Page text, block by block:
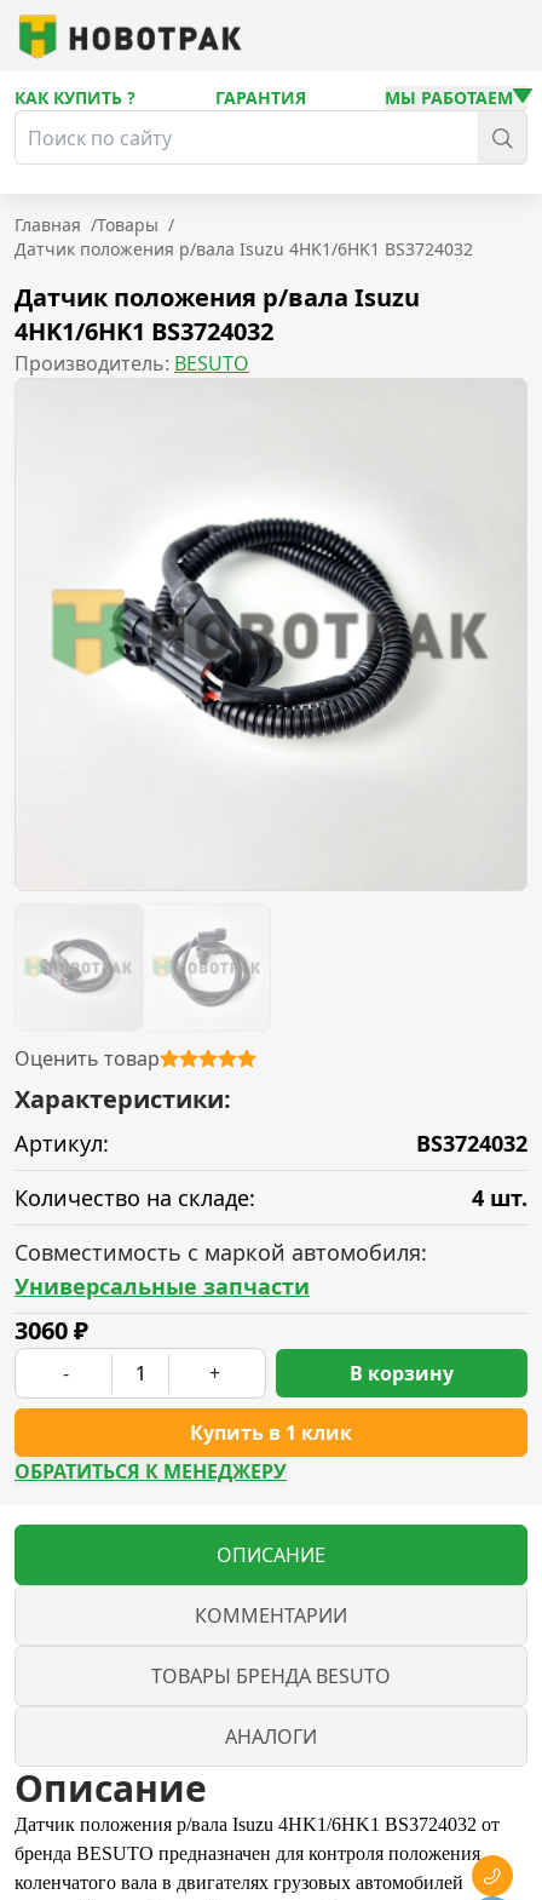
КАК КУПИТЬ ? ГАРАНТИЯ МЫ РАБОТАЕМ
Главная /Товары /
Датчик положения р/вала Isuzu 4HK1/6HK1 BS3724032
Датчик положения р/вала Isuzu
4HK1/6HK1 BS3724032
Производитель: BESUTO
Оценить товар
Характеристики:
Артикул:
BS3724032
Количество на складе:
4 шт.
Совместимость с маркой автомобиля:
Универсальные запчасти
3060₽
- +
Купить в 1 клик
В корзину
ОБРАТИТЬСЯ К МЕНЕДЖЕРУ
ОПИСАНИЕ
КОММЕНТАРИИ
ТОВАРЫ БРЕНДА BESUTO
АНАЛОГИ
Описание
Датчик положения р/вала Isuzu 4HK1/6HK1 BS3724032 от
бренда BESUTO предназначен для контроля положения
коленчатого вала в двигателях грузовых автомобилей